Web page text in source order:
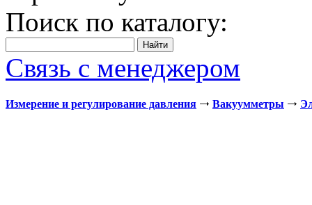
Поиск по каталогу:
Связь с менеджером
Измерение и регулирование давления Вакуумметры